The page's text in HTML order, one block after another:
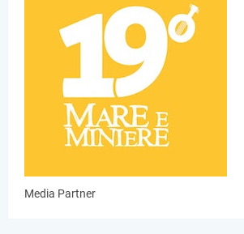
Media Partner